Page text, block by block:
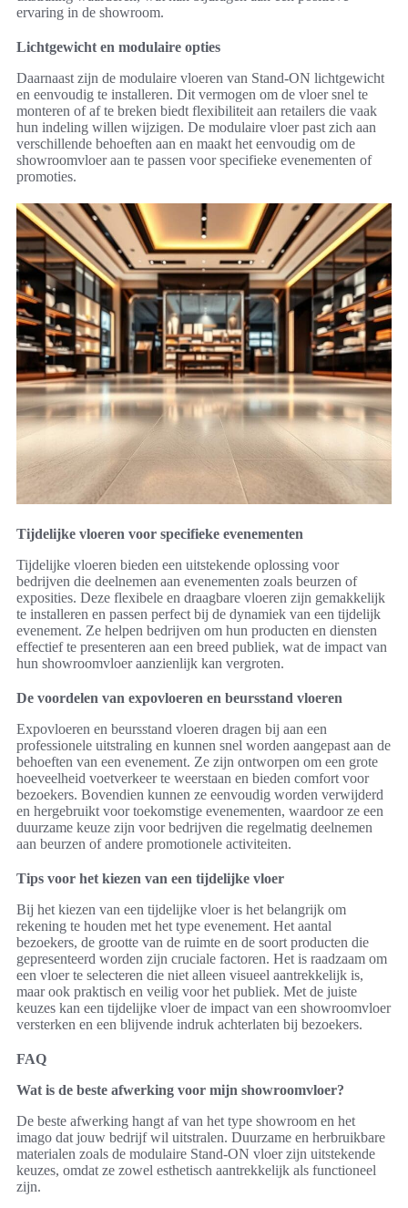
ervaring in de showroom.
Lichtgewicht en modulaire opties
Daarnaast zijn de modulaire vloeren van Stand-ON lichtgewicht
en eenvoudig te installeren. Dit vermogen om de vloer snel te
monteren of af te breken biedt flexibiliteit aan retailers die vaak
hun indeling willen wijzigen. De modulaire vloer past zich aan
verschillende behoeften aan en maakt het eenvoudig om de
showroomvloer aan te passen voor specifieke evenementen of
promoties.
Tijdelijke vloeren voor specifieke evenementen
Tijdelijke vloeren bieden een uitstekende oplossing voor
bedrijven die deelnemen aan evenementen zoals beurzen of
exposities. Deze flexibele en draagbare vloeren zijn gemakkelijk
te installeren en passen perfect bij de dynamiek van een tijdelijk
evenement. Ze helpen bedrijven om hun producten en diensten
effectief te presenteren aan een breed publiek, wat de impact van
hun showroomvloer aanzienlijk kan vergroten.
De voordelen van expovloeren en beursstand vloeren
Expovloeren en beursstand vloeren dragen bij aan een
professionele uitstraling en kunnen snel worden aangepast aan de
behoeften van een evenement. Ze zijn ontworpen om een grote
hoeveelheid voetverkeer te weerstaan en bieden comfort voor
bezoekers. Bovendien kunnen ze eenvoudig worden verwijderd
en hergebruikt voor toekomstige evenementen, waardoor ze een
duurzame keuze zijn voor bedrijven die regelmatig deelnemen
aan beurzen of andere promotionele activiteiten.
Tips voor het kiezen van een tijdelijke vloer
Bij het kiezen van een tijdelijke vloer is het belangrijk om
rekening te houden met het type evenement. Het aantal
bezoekers, de grootte van de ruimte en de soort producten die
gepresenteerd worden zijn cruciale factoren. Het is raadzaam om
een vloer te selecteren die niet alleen visueel aantrekkelijk is,
maar ook praktisch en veilig voor het publiek. Met de juiste
keuzes kan een tijdelijke vloer de impact van een showroomvloer
versterken en een blijvende indruk achterlaten bij bezoekers.
FAQ
Wat is de beste afwerking voor mijn showroomvloer?
De beste afwerking hangt af van het type showroom en het
imago dat jouw bedrijf wil uitstralen. Duurzame en herbruikbare
materialen zoals de modulaire Stand-ON vloer zijn uitstekende
keuzes, omdat ze zowel esthetisch aantrekkelijk als functioneel
zijn.